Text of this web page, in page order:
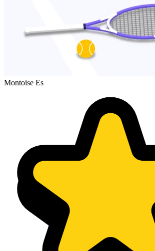
Montoise Es